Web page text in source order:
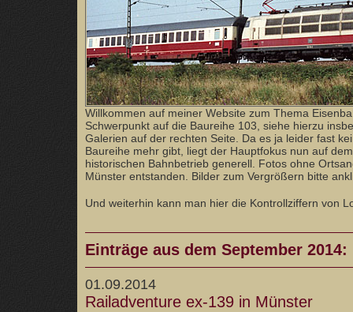
Willkommen auf meiner Website zum Thema
Schwerpunkt auf die Baureihe 103, siehe hierzu
Galerien auf der rechten Seite. Da es ja leider fast
Baureihe mehr gibt, liegt der Hauptfokus nun auf
historischen Bahnbetrieb generell. Fotos ohne
Münster entstanden. Bilder zum Vergrößern bitte
Und weiterhin kann man hier die Kontrollziffern von
Einträge aus dem September 2014:
01.09.2014
Railadventure ex-139 in Münster